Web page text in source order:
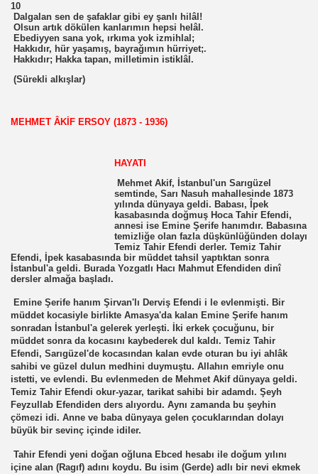
10
Dalgalan sen de şafaklar gibi ey şanlı hilâl!
Olsun artık dökülen kanlarımın hepsi helâl.
Ebediyyen sana yok, ırkıma yok izmihlal;
Hakkıdır, hür yaşamış, bayrağımın hürriyet;.
Hakkıdır; Hakka tapan, milletimin istiklâl.
(Sürekli alkışlar)
MEHMET ÂKİF ERSOY (1873 - 1936)
HAYATI
Mehmet Akif, İstanbul'un Sarıgüzel
semtinde, Sarı Nasuh mahallesinde 1873
yılında dünyaya geldi. Babası, Îpek
kasabasında doğmuş Hoca Tahir Efendi,
annesi ise Emine Şerife hanımdır. Babasına
temizliğe olan fazla düşkünlüğünden dolayı
Temiz Tahir Efendi derler. Temiz Tahir
Efendi, İpek kasabasında bir müddet tahsil yaptıktan sonra
İstanbul'a geldi. Burada Yozgatlı Hacı Mahmut Efendiden dinî
dersler almağa başladı.
Emine Şerife hanım Şirvan'lı Derviş Efendi i le evlenmişti. Bir
müddet kocasiyle birlikte Amasya'da kalan Emine Şerife hanım
sonradan İstanbul'a gelerek yerleşti. İki erkek çocuğunu, bir
müddet sonra da kocasını kaybederek dul kaldı. Temiz Tahir
Efendi, Sarıgüzel'de kocasından kalan evde oturan bu iyi ahlâk
sahibi ve güzel dulun medhini duymuştu. Allahın emriyle onu
istetti, ve evlendi. Bu evlenmeden de Mehmet Akif dünyaya geldi.
Temiz Tahir Efendi okur-yazar, tarikat sahibi bir adamdı. Şeyh
Feyzullab Efendiden ders alıyordu. Aynı zamanda bu şeyhin
çömezi idi. Anne ve baba dünyaya gelen çocuklarından dolayı
büyük bir sevinç içinde idiler.
Tahir Efendi yeni doğan oğluna Ebced hesabı ile doğum yılını
içine alan (Ragıf) adını koydu. Bu isim (Gerde) adlı bir nevi ekmek